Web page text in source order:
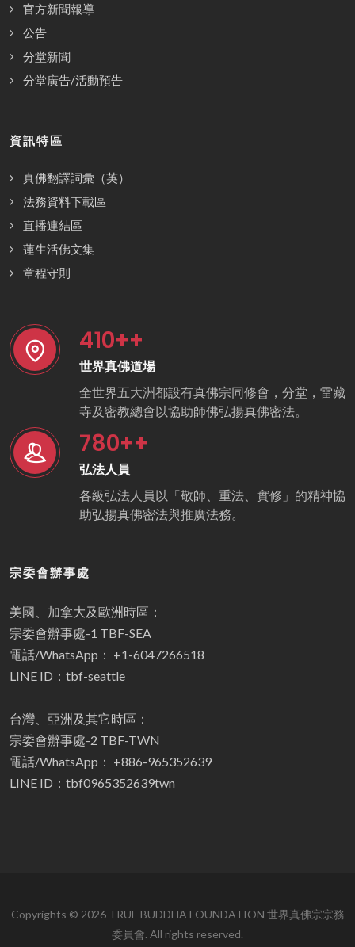
官方新聞報導
公告
分堂新聞
分堂廣告/活動預告
資訊特區
真佛翻譯詞彙（英）
法務資料下載區
直播連結區
蓮生活佛文集
章程守則
410++
世界真佛道場
全世界五大洲都設有真佛宗同修會，分堂，雷藏
寺及密教總會以協助師佛弘揚真佛密法。
780++
弘法人員
各級弘法人員以「敬師、重法、實修」的精神協
助弘揚真佛密法與推廣法務。
宗委會辦事處
美國、加拿大及歐洲時區：
宗委會辦事處-1 TBF-SEA
電話/WhatsApp： +1-6047266518
LINE ID：tbf-seattle
台灣、亞洲及其它時區：
宗委會辦事處-2 TBF-TWN
電話/WhatsApp： +886-965352639
LINE ID：tbf0965352639twn
Copyrights © 2026 TRUE BUDDHA FOUNDATION 世界真佛宗宗務
委員會. All rights reserved.